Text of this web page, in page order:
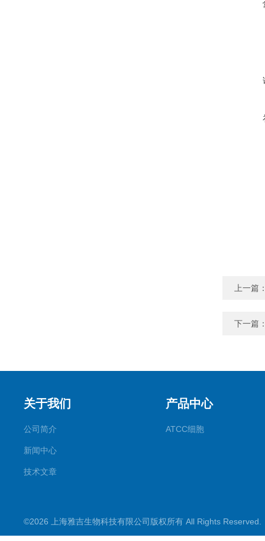
上一篇
下一篇
关于我们
公司简介
新闻中心
技术文章
产品中心
ATCC细胞
©2026 上海雅吉生物科技有限公司版权所有 All Rights